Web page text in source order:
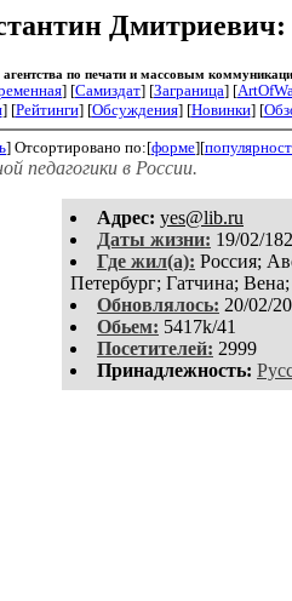
Дмитриевич:
по печати и массовым
] [Самиздат] [Заграница] [
] [Рейтинги] [Обсуждения] [Новинки] [
] Отсортировано по:[форме][
педагогики в России.
Aдpeс: yes@lib.ru
Даты жизни: 19/02/
Где жил(а): Россия;
Петербург; Гатчина;
Обновлялось: 20/02/
Обьем: 5417k/41
Посетителей: 2999
Принадлежность: